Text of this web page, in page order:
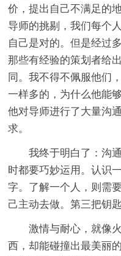
价，提出自己不满足的
导师的挑剔，我们每个
自己是对的。但是经过
那些有经验的策划者给
同。我不得不佩服他们
一样多的，为什么他能
他对导师进行了大量沟
求。
我终于明白了：沟
时都要巧妙运用。认识
字。了解一个人，则需
己主动去做。第三把钥
激情与耐心，就像
西，却能碰撞出最美丽